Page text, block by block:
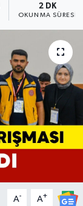
2 DK
OKUNMA SÜRESI
A- A+